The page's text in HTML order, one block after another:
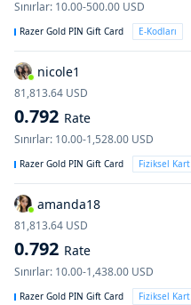
Sınırlar: 10.00-500.00 USD
Razer Gold PIN Gift Card E-Kodları
nicole1
81,813.64 USD
0.792 Rate
Sınırlar: 10.00-1,528.00 USD
Razer Gold PIN Gift Card Fiziksel Kart
amanda18
81,813.64 USD
0.792 Rate
Sınırlar: 10.00-1,438.00 USD
Razer Gold PIN Gift Card Fiziksel Kart